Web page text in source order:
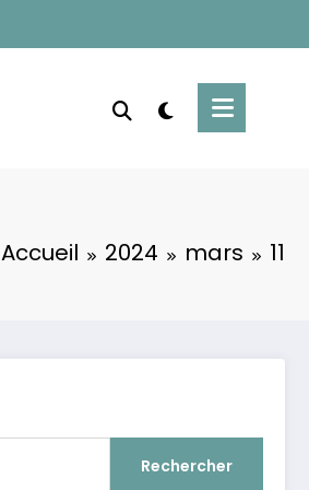
Accueil 2024 mars 11
Rechercher